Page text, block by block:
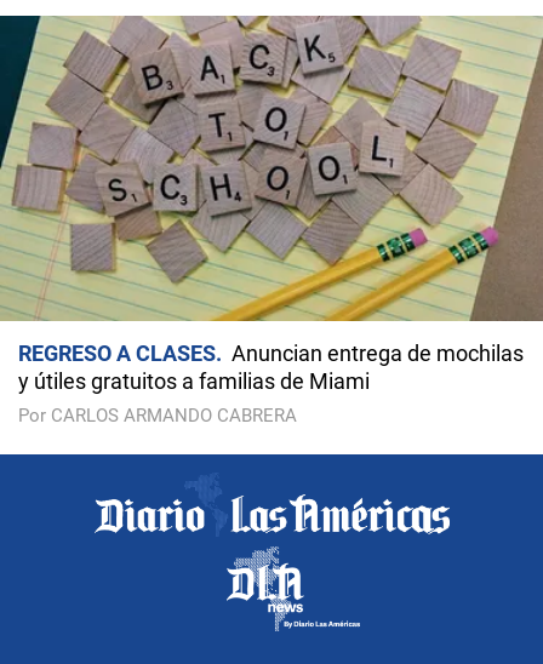
REGRESO A CLASES
Anuncian entrega de mochilas
y útiles gratuitos a familias de Miami
Por CARLOS ARMANDO CABRERA